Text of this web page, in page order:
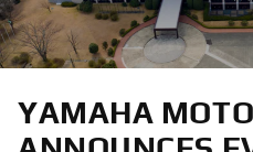
YAMAHA